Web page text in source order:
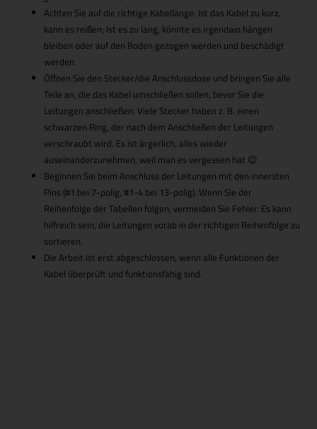
Achten Sie auf die richtige Kabellänge: Ist das Kabel zu kurz,
kann es reißen; ist es zu lang, könnte es irgendwo hängen
bleiben oder auf den Boden gezogen werden und beschädigt
werden.
Öffnen Sie den Stecker/die Anschlussdose und bringen Sie alle
Teile an, die das Kabel umschließen sollen, bevor Sie die
Leitungen anschließen. Viele Stecker haben z. B. einen
schwarzen Ring, der nach dem Anschließen der Leitungen
verschraubt wird. Es ist ärgerlich, alles wieder
auseinanderzunehmen, weil man es vergessen hat 😉
Beginnen Sie beim Anschluss der Leitungen mit den innersten
Pins (#1 bei 7-polig, #1-4 bei 13-polig). Wenn Sie der
Reihenfolge der Tabellen folgen, vermeiden Sie Fehler. Es kann
hilfreich sein, die Leitungen vorab in der richtigen Reihenfolge zu
sortieren.
Die Arbeit ist erst abgeschlossen, wenn alle Funktionen der
Kabel überprüft und funktionsfähig sind.